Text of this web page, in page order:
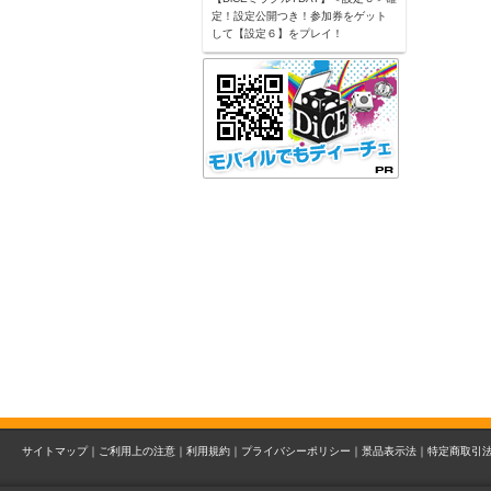
定！設定公開つき！参加券をゲット
して【設定６】をプレイ！
サイトマップ｜ ご利用上の注意｜ 利用規約｜ プライバシーポリシー｜ 景品表示法｜ 特定商取引